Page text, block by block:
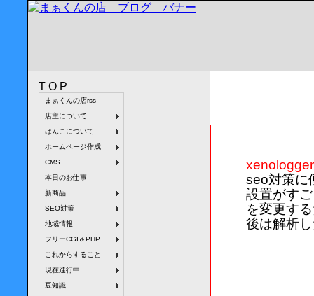
TOP
まぁくんの店rss
店主について
はんこについて
ホームページ作成
CMS
本日のお仕事
新商品
SEO対策
地域情報
フリーCGI＆PHP
これからすること
現在進行中
豆知識
xenologger
seo対策に
設置がす
を変更す
後は解析